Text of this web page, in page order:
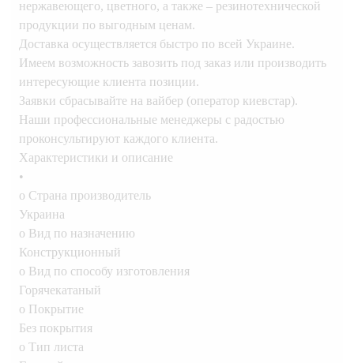
нержавеющего, цветного, а также – резинотехнической
продукции по выгодным ценам.
Доставка осуществляется быстро по всей Украине.
Имеем возможность завозить под заказ или производить
интересующие клиента позиции.
Заявки сбрасывайте на вайбер (оператор киевстар).
Наши профессиональные менеджеры с радостью
проконсультируют каждого клиента.
Характеристики и описание
•
o Страна производитель
Украина
o Вид по назначению
Конструкционный
o Вид по способу изготовления
Горячекатаный
o Покрытие
Без покрытия
o Тип листа